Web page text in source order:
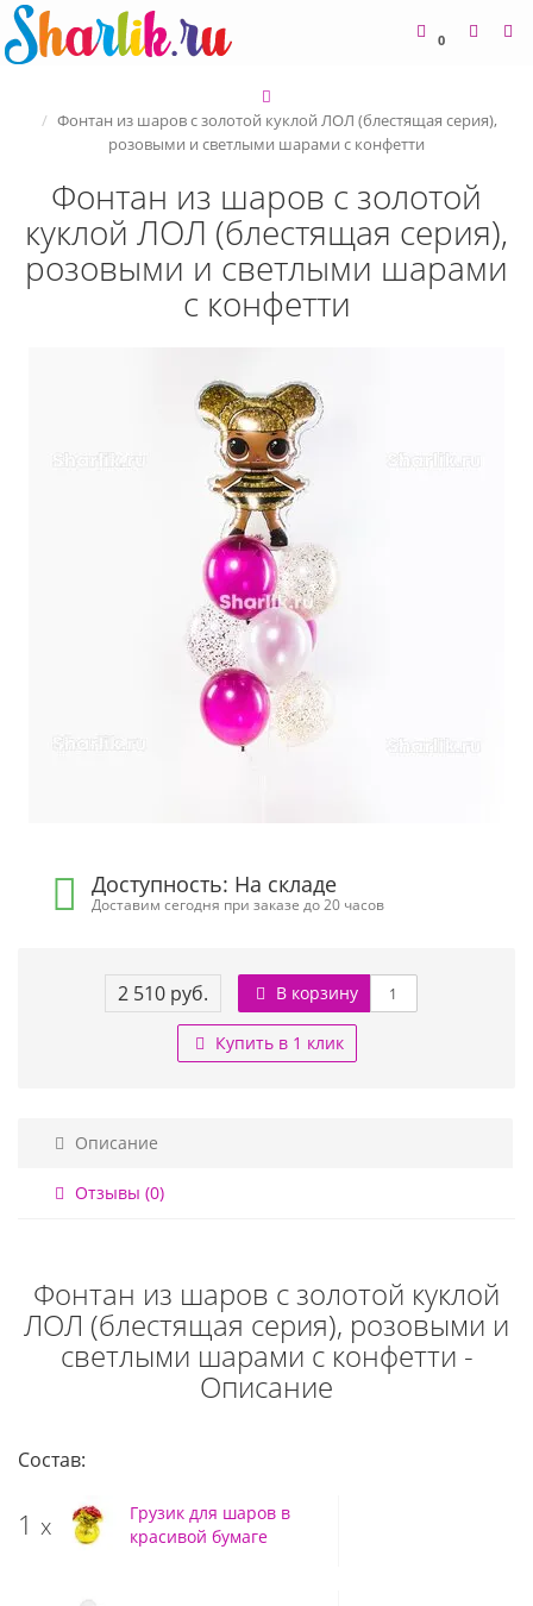
0
Фонтан из шаров с золотой куклой ЛОЛ (блестящая серия),
розовыми и светлыми шарами с конфетти
Фонтан из шаров с золотой
куклой ЛОЛ (блестящая серия),
розовыми и светлыми шарами
с конфетти
Доступность: На складе
Доставим сегодня при заказе до 20 часов
2 510 руб. В корзину
Купить в 1 клик
Описание
Отзывы (0)
Фонтан из шаров с золотой куклой
ЛОЛ (блестящая серия), розовыми и
светлыми шарами с конфетти -
Описание
Состав:
1 x
Грузик для шаров в
красивой бумаге